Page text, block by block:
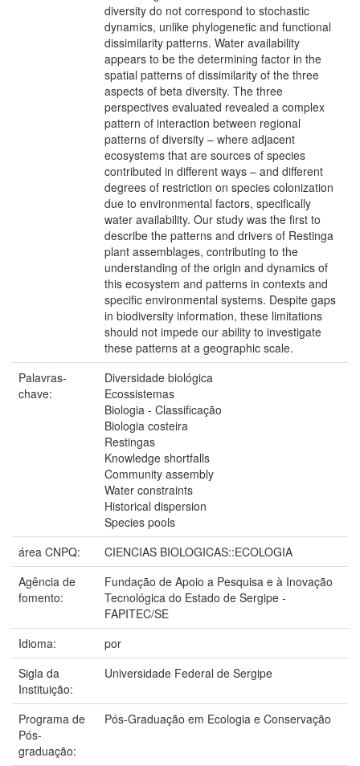
diversity do not correspond to stochastic
dynamics, unlike phylogenetic and functional
dissimilarity patterns. Water availability
appears to be the determining factor in the
spatial patterns of dissimilarity of the three
aspects of beta diversity. The three
perspectives evaluated revealed a complex
pattern of interaction between regional
patterns of diversity – where adjacent
ecosystems that are sources of species
contributed in different ways – and different
degrees of restriction on species colonization
due to environmental factors, specifically
water availability. Our study was the first to
describe the patterns and drivers of Restinga
plant assemblages, contributing to the
understanding of the origin and dynamics of
this ecosystem and patterns in contexts and
specific environmental systems. Despite gaps
in biodiversity information, these limitations
should not impede our ability to investigate
these patterns at a geographic scale.
Palavras-
chave:
Diversidade biológica
Ecossistemas
Biologia - Classificação
Biologia costeira
Restingas
Knowledge shortfalls
Community assembly
Water constraints
Historical dispersion
Species pools
área CNPQ:
CIENCIAS BIOLOGICAS::ECOLOGIA
Agência de
fomento:
Fundação de Apoio a Pesquisa e à Inovação
Tecnológica do Estado de Sergipe -
FAPITEC/SE
Idioma:
por
Sigla da
Instituição:
Universidade Federal de Sergipe
Programa de
Pós-
graduação:
Pós-Graduação em Ecologia e Conservação